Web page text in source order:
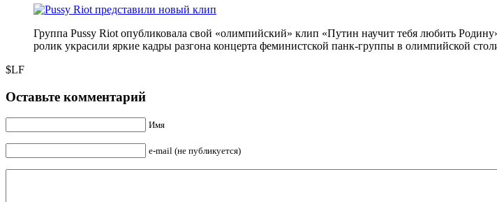
Группа Pussy Riot опубликовала свой «олимпийский» клип «Путин научит тебя любить
ролик украсили яркие кадры разгона концерта феминистской панк-группы в олимпийской
$LF
Оставьте комментарий
Имя
e-mail (не публикуется)